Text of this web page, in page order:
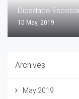
Diosdado
10 May, 2019
Archives
May 2019